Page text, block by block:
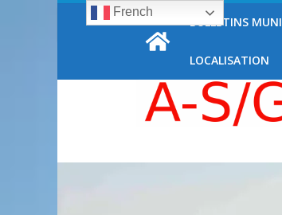
Passervendredi, 7 août, 2026BULLETINS
LOCALISATION
French